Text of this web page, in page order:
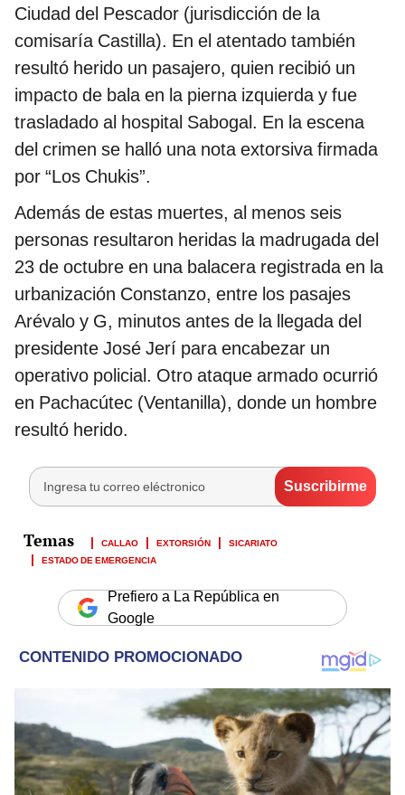
Ciudad del Pescador (jurisdicción de la
comisaría Castilla). En el atentado también
resultó herido un pasajero, quien recibió un
impacto de bala en la pierna izquierda y fue
trasladado al hospital Sabogal. En la escena
del crimen se halló una nota extorsiva firmada
por “Los Chukis”.
Además de estas muertes, al menos seis
personas resultaron heridas la madrugada del
23 de octubre en una balacera registrada en la
urbanización Constanzo, entre los pasajes
Arévalo y G, minutos antes de la llegada del
presidente José Jerí para encabezar un
operativo policial. Otro ataque armado ocurrió
en Pachacútec (Ventanilla), donde un hombre
resultó herido.
CALLAO EXTORSIÓN
SICARIATO
ESTADO DE EMERGENCIA
Prefiero a La República en
Google